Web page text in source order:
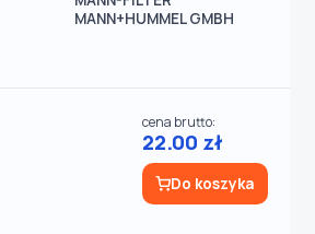
MANN+HUMMEL GMBH
cena brutto:
22.00 zł
Do koszyka